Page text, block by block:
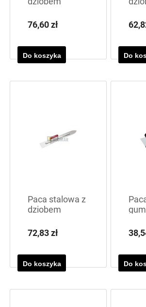
76,60 zł
Do koszyka Do
Paca stalowa z
dziobem
72,83 zł
Do koszyka Do